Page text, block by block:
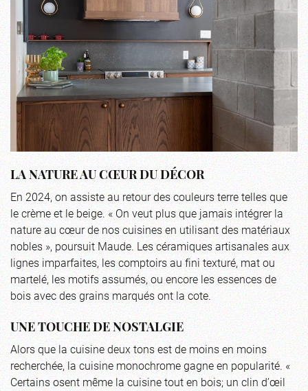
LA NATURE AU CŒUR DU DÉCOR
En 2024, on assiste au retour des couleurs terre telles que
le crème et le beige. « On veut plus que jamais intégrer la
nature au cœur de nos cuisines en utilisant des matériaux
nobles », poursuit Maude. Les céramiques artisanales aux
lignes imparfaites, les comptoirs au fini texturé, mat ou
martelé, les motifs assumés, ou encore les essences de
bois avec des grains marqués ont la cote.
UNE TOUCHE DE NOSTALGIE
Alors que la cuisine deux tons est de moins en moins
recherchée, la cuisine monochrome gagne en popularité. «
Certains osent même la cuisine tout en bois; un clin d’œil